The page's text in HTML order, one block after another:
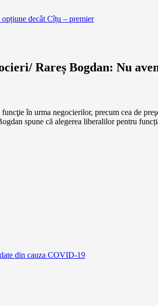
decât Cîțu – premier
Rareș Bogdan: Nu
în urma negocierilor, precum cea de
spune că alegerea liberalilor pentru
din cauza COVID-19